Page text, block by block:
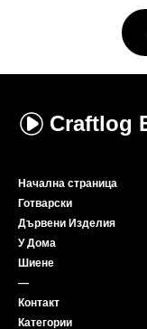
Craftlog
Начална страница
Готварски
Дървени Изделия
У Дома
Шиене
—
Контакт
Категории